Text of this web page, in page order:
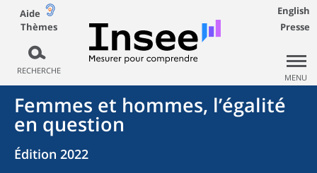
Aide
Thèmes
RECHERCHE
English
Presse
MENU
Femmes et hommes, l’égalité
en question
Édition 2022